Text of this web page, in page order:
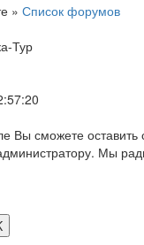
» Список форумов
Тур
Вы сможете
Мы